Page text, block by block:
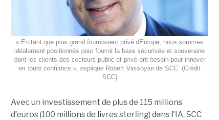
« En tant que plus grand fournisseur privé dEurope, nous sommes
idéalement positionnés pour fournir la base sécurisée et souveraine
dont les clients des secteurs public et privé ont besoin pour innover
en toute confiance », explique Robert Vassoyan de SCC. (Crédit
SCC)
Avec un investissement de plus de 115 millions
d'euros (100 millions de livres sterling) dans l'IA, SCC